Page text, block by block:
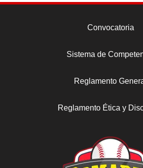
Convocatoria
Sistema de
Reglamento
Reglamento Ética y